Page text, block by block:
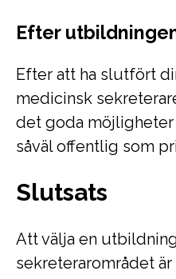
Efter
Efter att ha slutfört
medicinsk
det goda
såväl offentlig som
Slutsats
Att välja en
sekreterarområdet